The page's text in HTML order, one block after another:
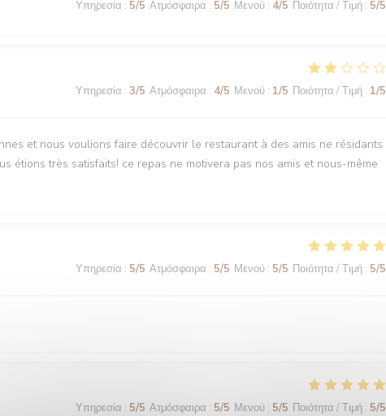
Υπηρεσία : 5/5 Ατμόσφαιρα : 5/5 Μενού : 4/5 Ποιότητα / Τιμή : 5/5
Υπηρεσία : 3/5 Ατμόσφαιρα : 4/5 Μενού : 1/5 Ποιότητα / Τιμή : 1/5
et nous voulions faire découvrir le restaurant à des amis ne résidants
étions très satisfaits! ce repas ne motivera pas nos amis et nous-même
Υπηρεσία : 5/5 Ατμόσφαιρα : 5/5 Μενού : 5/5 Ποιότητα / Τιμή : 5/5
Υπηρεσία : 5/5 Ατμόσφαιρα : 5/5 Μενού : 5/5 Ποιότητα / Τιμή : 5/5